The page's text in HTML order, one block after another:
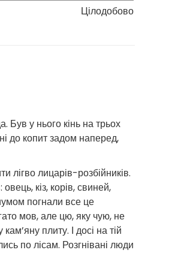
Цілодобово
Був у нього кінь на трьох
до копит задом наперед,
лігво лицарів-розбійників.
кіз, корів, свиней,
погнали все це
мов, але цю, яку чую, не
плиту. І досі на тій
по лісам. Розгнівані люди